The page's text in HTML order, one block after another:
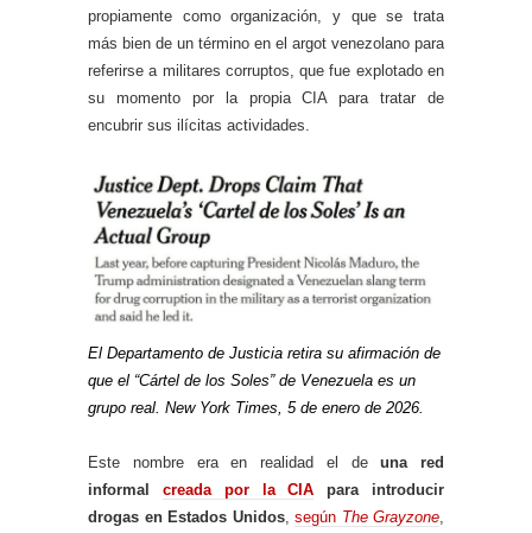
propiamente como organización, y que se trata
más bien de un término en el argot venezolano para
referirse a militares corruptos, que fue explotado en
su momento por la propia CIA para tratar de
encubrir sus ilícitas actividades.
El Departamento de Justicia retira su afirmación de
que el “Cártel de los Soles” de Venezuela es un
grupo real. New York Times, 5 de enero de 2026.
Este nombre era en realidad el deuna red
informal creada por la CIA para introducir
drogas en Estados Unidos, según The Grayzone